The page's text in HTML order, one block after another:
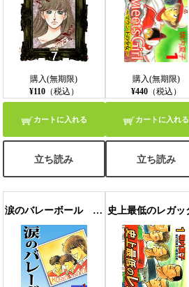
購入(無期限)
¥110（税込）
カートに入れる
立ち読み
購入(無期限)
¥440（税込）
カートに入れる
立ち読み
涙のバレーボール １巻